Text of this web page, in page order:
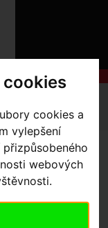
cookies a
vylepšení
webových
NÁKUPU
SLUŽBY
without Padding
BIB